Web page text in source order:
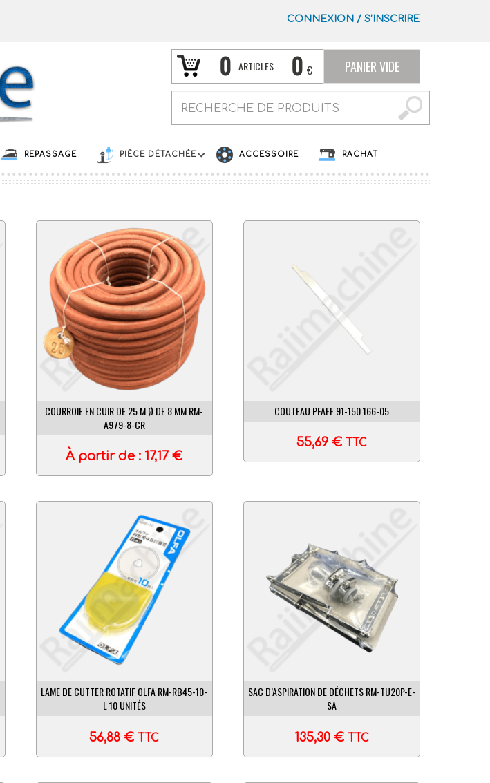
CONNEXION / S’INSCRIRE
0 ARTICLES 0 € PANIER VIDE
REPASSAGE PIÈCE DÉTACHÉE ACCESSOIRE RACHAT
COURROIE EN CUIR DE 25 M Ø DE 8 MM RM-
A979-8-CR
À partir de : 17,17€
COUTEAU PFAFF 91-150 166-05
55,69 € TTC
LAME DE CUTTER ROTATIF OLFA RM-RB45-10-
L 10 UNITÉS
56,88€ TTC
SAC D’ASPIRATION DE DÉCHETS RM-TU20P-E-
SA
135,30 € TTC